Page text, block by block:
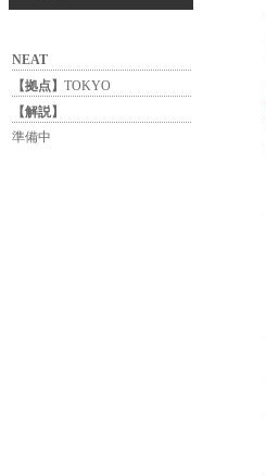
NEAT
【拠点】 TOKYO
【解説】
準備中